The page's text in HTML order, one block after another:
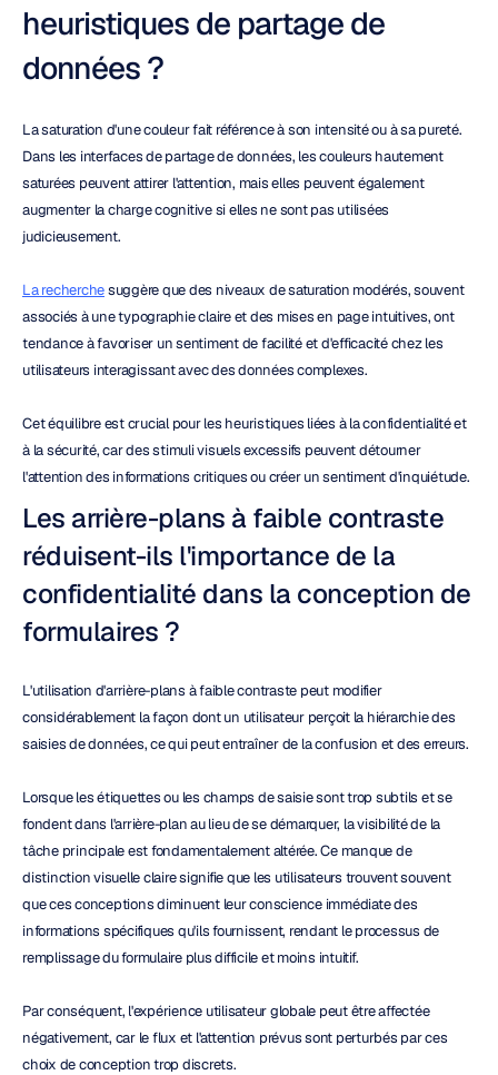
heuristiques de partage de
données ?
La saturation d'une couleur fait référence à son intensité ou à sa pureté.
Dans les interfaces de partage de données, les couleurs hautement
saturées peuvent attirer l'attention, mais elles peuvent également
augmenter la charge cognitive si elles ne sont pas utilisées
judicieusement.
La recherche suggère que des niveaux de saturation modérés, souvent
associés à une typographie claire et des mises en page intuitives, ont
tendance à favoriser un sentiment de facilité et d'efficacité chez les
utilisateurs interagissant avec des données complexes.
Cet équilibre est crucial pour les heuristiques liées à la confidentialité et
à la sécurité, car des stimuli visuels excessifs peuvent détourner
l'attention des informations critiques ou créer un sentiment d'inquiétude.
Les arrière-plans à faible contraste
réduisent-ils l'importance de la
confidentialité dans la conception de
formulaires ?
L'utilisation d'arrière-plans à faible contraste peut modifier
considérablement la façon dont un utilisateur perçoit la hiérarchie des
saisies de données, ce qui peut entraîner de la confusion et des erreurs.
Lorsque les étiquettes ou les champs de saisie sont trop subtils et se
fondent dans l'arrière-plan au lieu de se démarquer, la visibilité de la
tâche principale est fondamentalement altérée. Ce manque de
distinction visuelle claire signifie que les utilisateurs trouvent souvent
que ces conceptions diminuent leur conscience immédiate des
informations spécifiques qu'ils fournissent, rendant le processus de
remplissage du formulaire plus difficile et moins intuitif.
Par conséquent, l'expérience utilisateur globale peut être affectée
négativement, car le flux et l'attention prévus sont perturbés par ces
choix de conception trop discrets.